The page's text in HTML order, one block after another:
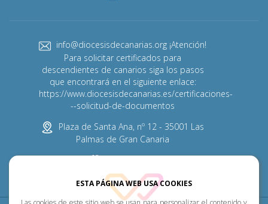
ESTA PÁGINA WEB USA COOKIES
info@diocesisdecanarias.org ¡Atención!
Para solicitar certificados para
descendientes de canarios siga los pasos
que encontrará en el siguiente enlace:
https://www.diocesisdecanarias.es/certificaciones-
--solicitud-de-documentos
Plaza de Santa Ana, nº 12 - 35001 Las
Palmas de Gran Canaria